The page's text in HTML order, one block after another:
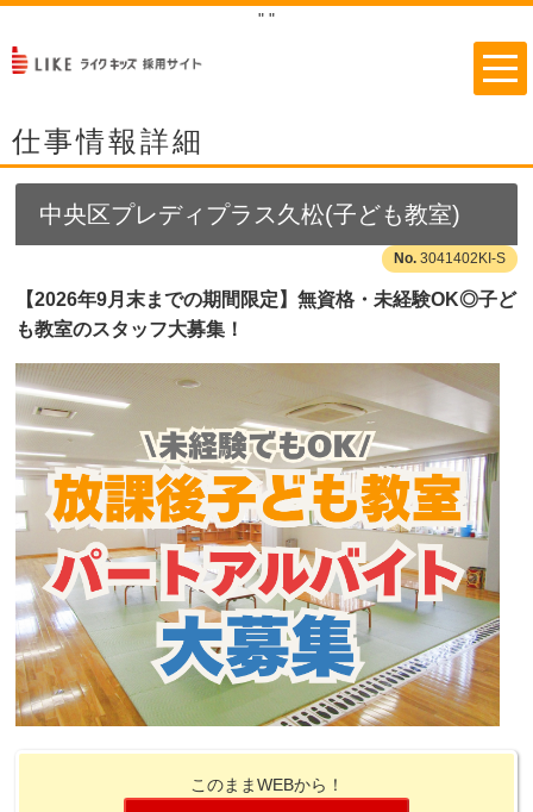
" "
仕事情報詳細
中央区プレディプラス久松(子ども教室)
3041402KI-S
【2026年9月末までの期間限定】無資格・未経験OK◎子ど
も教室のスタッフ大募集！
このままWEBから！